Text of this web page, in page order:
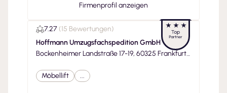
Firmenprofil anzeigen
7.27 (15 Bewertungen)
Hoffmann Umzugsfachspedition GmbH
Bockenheimer Landstraße 17-19, 60325 Frankfurt
Möbellift
...